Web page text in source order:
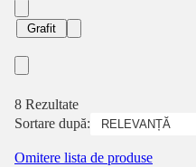
Grafit
8 Rezultate
Sortare după:
Omitere lista de produse